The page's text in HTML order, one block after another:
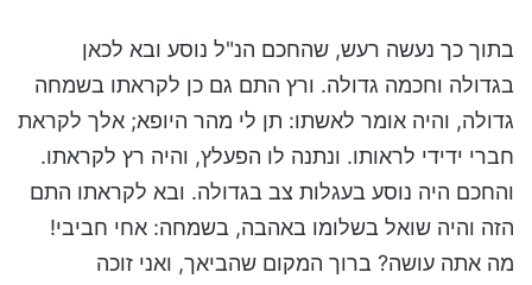
בתוך כך נעשה רעש, שהחכם הנ"ל נוסע ובא לכאן
בגדולה וחכמה גדולה. ורץ התם גם כן לקראתו בשמחה
גדולה, והיה אומר לאשתו: תן לי מהר היופא; אלך לקראת
חברי ידידי לראותו. ונתנה לו הפעלץ, והיה רץ לקראתו.
והחכם היה נוסע בעגלות צב בגדולה. ובא לקראתו התם
הזה והיה שואל בשלומו באהבה, בשמחה: אחי חביבי!
מה אתה עושה? ברוך המקום שהביאך, ואני זוכה